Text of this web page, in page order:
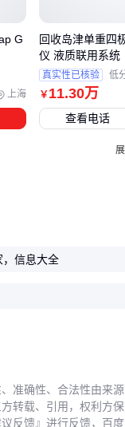
上海
G
￥ 11.30万
回收岛津单重四
仪 液质联用系统
真实性已核验 低
查看电话
，信息大全
准确性、合法性由来
转载、引用，权利方保
反馈』进行反馈，百度